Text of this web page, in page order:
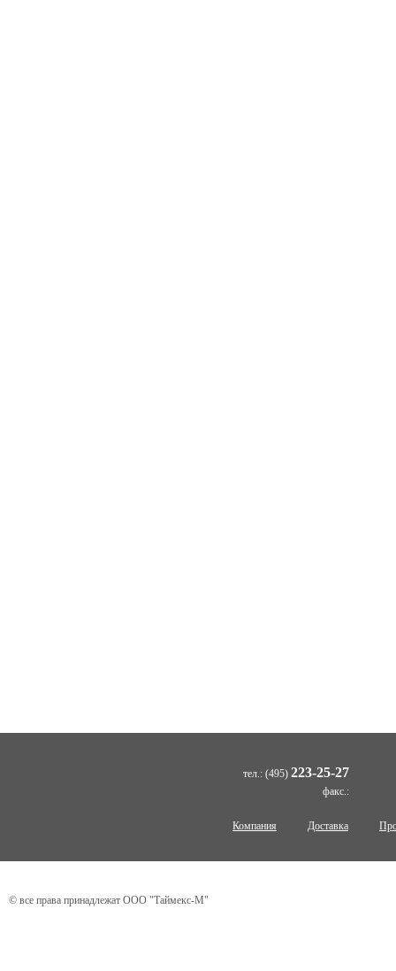
тел.: (495) 223-25-27
факс.:
Компания Доставка
© все права принадлежат ООО "Таймекс-М"